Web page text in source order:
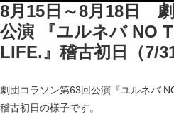
8月15日～8月18日
公演 『ユルネバ NO
LIFE.』稽古初日（7/31
劇団コラソン第63回公演『ユルネバ
稽古初日の様子です。